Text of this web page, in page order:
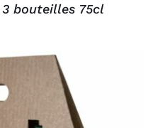
bouteilles 75cl